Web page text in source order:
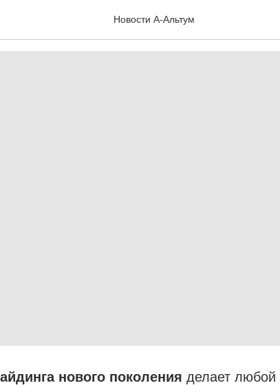
Новости А-Альтум
от U-Plast
нового поколения делает